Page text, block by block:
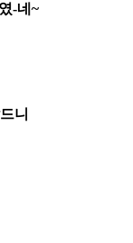
-네~
니